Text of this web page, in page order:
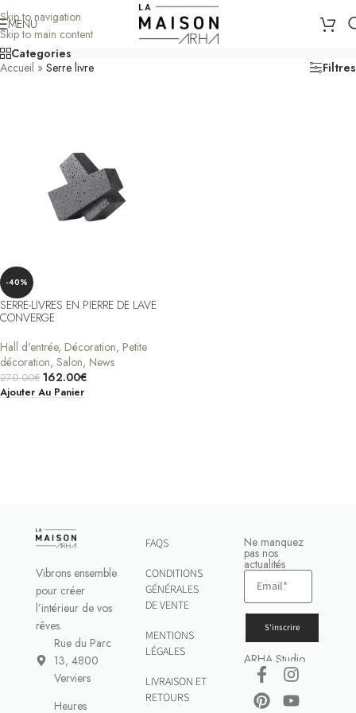
Skip to navigation
Skip to main content
MENU
Categories
Accueil » Serre livre Filtres
-40%
SERRE-LIVRES EN PIERRE DE LAVE
CONVERGE
Hall d'entrée, Décoration, Petite
décoration, Salon, News
270.00€ 162.00€
Ajouter Au Panier
Vibrons ensemble
pour créer
l’intérieur de vos
rêves.
Rue du Parc
13, 4800
Verviers
Heures
FAQS
CONDITIONS
GÉNÉRALES
DE VENTE
MENTIONS
LÉGALES
LIVRAISON ET
RETOURS
Ne manquez
pas nos
actualités
S'inscrire
ARHA Studio